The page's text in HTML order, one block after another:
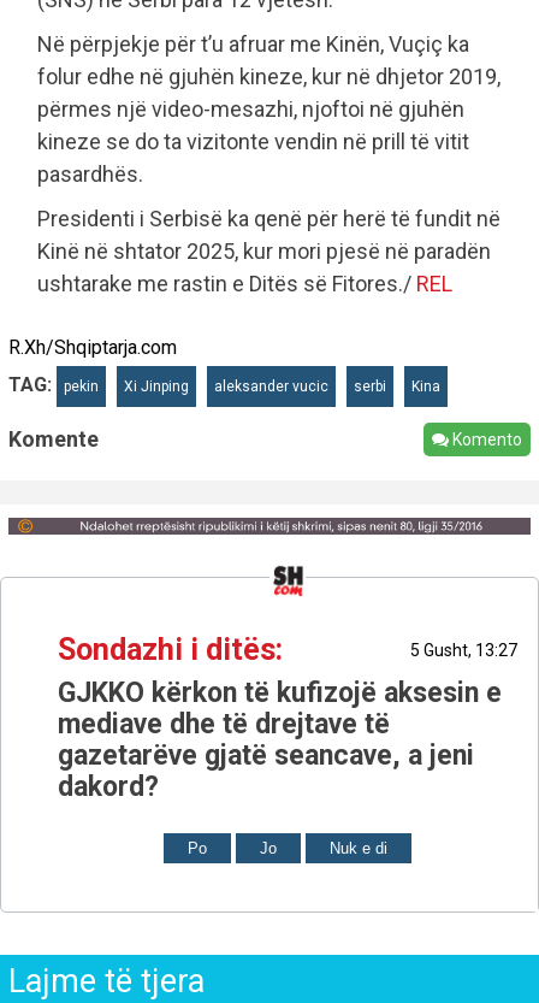
Në përpjekje për t’u afruar me Kinën, Vuçiç ka
folur edhe në gjuhën kineze, kur në dhjetor 2019,
përmes një video-mesazhi, njoftoi në gjuhën
kineze se do ta vizitonte vendin në prill të vitit
pasardhës.
Presidenti i Serbisë ka qenë për herë të fundit në
Kinë në shtator 2025, kur mori pjesë në paradën
ushtarake me rastin e Ditës së Fitores./ REL
R.Xh/Shqiptarja.com
TAG:
pekin Xi Jinping aleksander vucic serbi Kina
Komente Komento
Sondazhi i ditës: 5 Gusht, 13:27
GJKKO kërkon të kufizojë aksesin e
mediave dhe të drejtave të
gazetarëve gjatë seancave, a jeni
dakord?
Po Jo Nuk e di
Lajme të tjera